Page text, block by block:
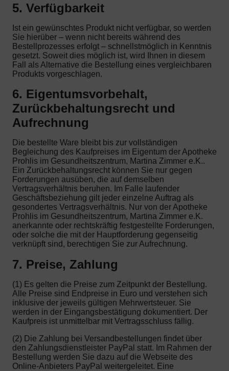
5. Verfügbarkeit
Ist ein gewünschtes Produkt nicht verfügbar, so werden
Sie hierüber – wenn nicht bereits während des
Bestellprozesses erfolgt – schnellstmöglich in Kenntnis
gesetzt. Soweit dies möglich ist, wird Ihnen in diesem
Fall als Alternative die Bestellung eines vergleichbaren
Produkts vorgeschlagen.
6. Eigentumsvorbehalt,
Zurückbehaltungsrecht und
Aufrechnung
Die bestellte Ware bleibt bis zur vollständigen
Begleichung des Kaufpreises im Eigentum der Apotheke
Prohlis im Gesundheitszentrum, Martina Zimmer e.K..
Ein Zurückbehaltungsrecht können Sie nur gegen
Forderungen ausüben, die auf demselben
Vertragsverhältnis beruhen. Im Falle laufender
Geschäftsbeziehung gilt jeder einzelne Auftrag als
gesondertes Vertragsverhältnis. Nur von der Apotheke
Prohlis im Gesundheitszentrum, Martina Zimmer e.K.
anerkannte oder rechtskräftig festgestellte Forderungen,
oder solche die mit der Hauptforderung gegenseitig
verknüpft sind, berechtigen Sie zur Aufrechnung.
7. Preise, Zahlung
(1) Es gelten die Preise zum Zeitpunkt der Bestellung.
Alle Preise sind Endpreise in Euro und verstehen sich
inklusive der jeweils gültigen Mehrwertsteuer. Sie
werden in der Eingangsbestätigung dokumentiert. Der
Kaufpreis ist unmittelbar mit Vertragsschluss fällig.
(2) Die Zahlung bei Versandbestellungen findet über
den Zahlungsdienstleister PayPal statt. Im Rahmen der
Bestellung werden Sie dazu auf die Webseite des
Online-Anbieters PayPal weitergeleitet. Eine